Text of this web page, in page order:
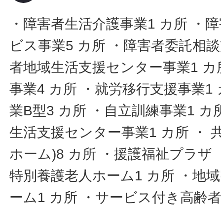
・障害者生活介護事業1 カ所 ・
ビス事業5 カ所 ・障害者委託相
者地域生活支援センター事業1
事業4 カ所 ・就労移行支援事業1
業B型3 カ所 ・自立訓練事業1 カ
生活支援センター事業1 カ所 ・
ホーム)8 カ所 ・援護福祉プラザ
特別養護老人ホーム1 カ所 ・地
ーム1 カ所 ・サービス付き高齢